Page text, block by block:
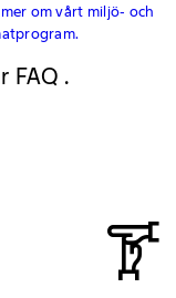
om vårt miljö- och
FAQ .